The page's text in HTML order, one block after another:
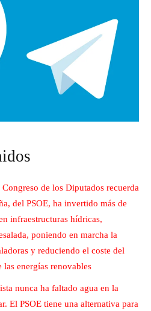
de los Diputados recuerda
del PSOE, ha invertido más de
infraestructuras hídricas,
poniendo en marcha la
y reduciendo el coste del
las energías renovables
nunca ha faltado agua en la
El PSOE tiene una alternativa para